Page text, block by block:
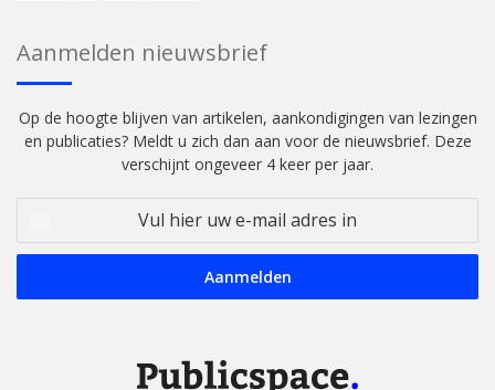
Aanmelden nieuwsbrief
Op de hoogte blijven van artikelen, aankondigingen van lezingen
en publicaties? Meldt u zich dan aan voor de nieuwsbrief. Deze
verschijnt ongeveer 4 keer per jaar.
uw
mail